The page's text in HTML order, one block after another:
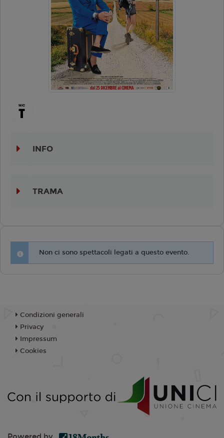
INFO
TRAMA
Non ci sono spettacoli legati a questo evento.
Condizioni generali
Privacy
Impressum
Cookies